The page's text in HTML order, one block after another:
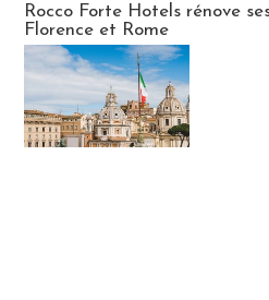
Rocco Forte Hotels rénove
Florence et Rome